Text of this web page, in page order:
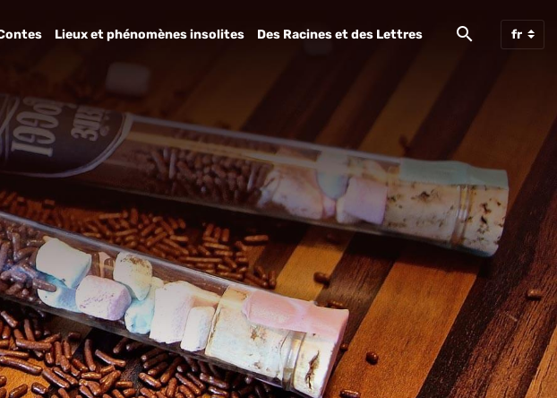
Lieux et phénomènes insolites Des Racines et des Lettres